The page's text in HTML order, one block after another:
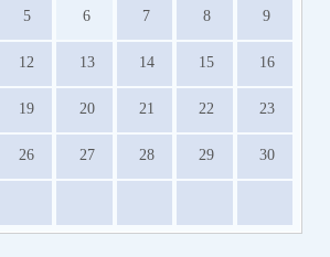
5 6 7 8 9
12 13 14 15 16
19 20 21 22 23
26 27 28 29 30